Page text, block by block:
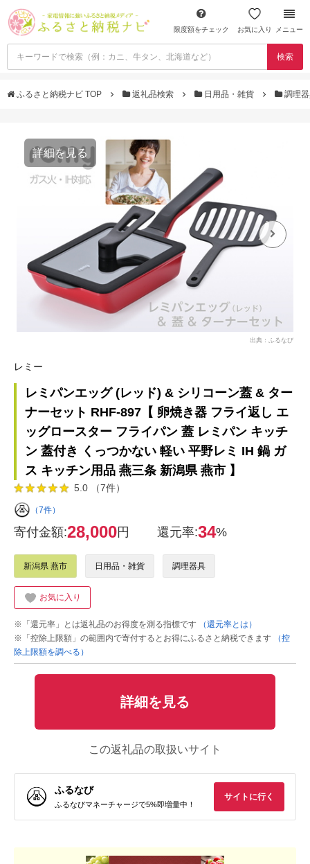
限度額をチェック お気に入り メニュー
検索
ふるさと納税ナビ TOP 返礼品検索 日用品・雑貨 調理
詳細を見る
出典：ふるなび
レミー
レミパンエッグ (レッド) & シリコーン蓋 & ター
ナーセット RHF-897【 卵焼き器 フライ返し エ
ッグロースター フライパン 蓋 レミパン キッチ
ン 蓋付き くっつかない 軽い 平野レミ IH 鍋 ガ
ス キッチン用品 燕三条 新潟県 燕市 】
5.0 （7件）
（7件）
寄付金額:28,000円 還元率:34%
新潟県 燕市 日用品・雑貨 調理器具
お気に入り
※「還元率」とは返礼品のお得度を測る指標です
（還元率とは）
※「控除上限額」の範囲内で寄付するとお得にふるさと納税できます
（控
除上限額を調べる）
詳細を見る
この返礼品の取扱いサイト
ふるなび
ふるなびマネーチャージで5%即増量中！
サイトに行く